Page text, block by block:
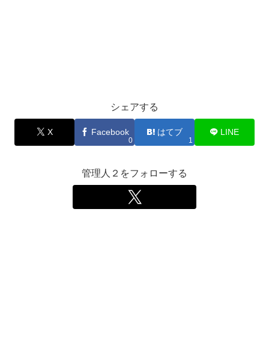
シェアする
X Facebook
0
はてブ
1
LINE
管理人２をフォローする